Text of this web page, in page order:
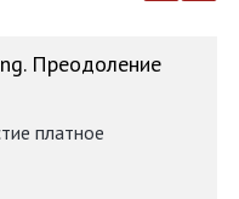
Преодоление
платное